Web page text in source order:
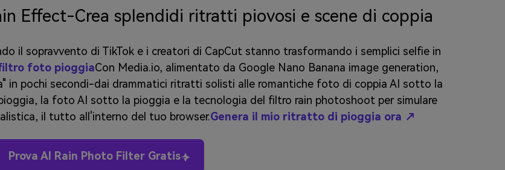
Effect-Crea splendidi ritratti piovosi e scene di coppia
il sopravvento di TikTok e i creatori di CapCut stanno trasformando i semplici selfie in
foto pioggiaCon Media.io, alimentato da Google Nano Banana image generation,
in pochi secondi-dai drammatici ritratti solisti alle romantiche foto di coppia AI sotto la
la foto AI sotto la pioggia e la tecnologia del filtro rain photoshoot per simulare
il tutto all'interno del tuo browser.Genera il mio ritratto di pioggia ora ↗
Prova AI Rain Photo Filter Gratis